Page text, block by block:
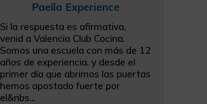
Paella Experience
Si la respuesta es afirmativa,
venid a Valencia Club Cocina.
Somos una escuela con más de 12
años de experiencia, y desde el
primer día que abrimos las puertas
hemos apostado fuerte por
el&nbs...